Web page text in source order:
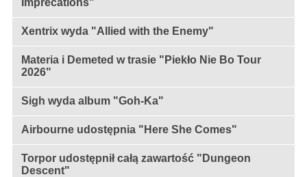
Xentrix wyda "Allied with the Enemy"
Materia i Demeted w trasie "Piekło Nie Bo Tour
2026"
Sigh wyda album "Goh-Ka"
Airbourne udostępnia "Here She Comes"
Torpor udostępnił całą zawartość "Dungeon
Descent"